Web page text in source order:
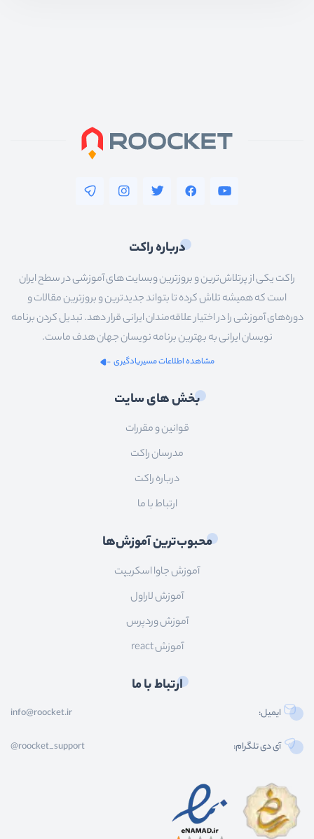
درباره راکت
راکت یکی از پرتلاش‌ترین و بروزترین وبسایت های آموزشی در سطح ایران
است که همیشه تلاش کرده تا بتواند جدیدترین و بروزترین مقالات و
دوره‌های آموزشی را در اختیار علاقه‌مندان ایرانی قرار دهد. تبدیل کردن برنامه
نویسان ایرانی به بهترین برنامه نویسان جهان هدف ماست.
مشاهده اطلاعات مسیریادگیری
بخش های سایت
قوانین و مقررات
مدرسان راکت
درباره راکت
ارتباط با ما
محبوب‌ترین آموزش‌ها
آموزش جاوا اسکریپت
آموزش لاراول
آموزش وردپرس
آموزش react
ارتباط با ما
ایمیل: info@roocket.ir
آی دی تلگرام: @roocket_support